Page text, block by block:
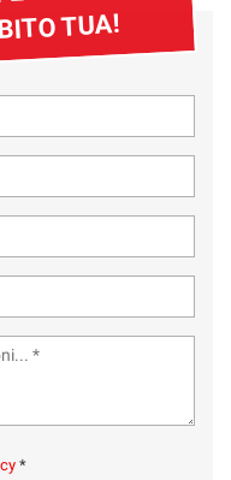
TUA!
*